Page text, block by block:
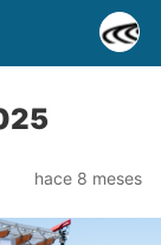
hace 8 meses